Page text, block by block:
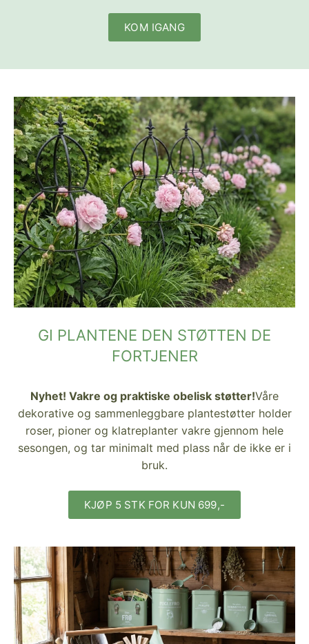
KOM IGANG
GI PLANTENE DEN STØTTEN DE
FORTJENER
Nyhet! Vakre og praktiske obelisk støtter!​​Våre
dekorative og sammenleggbare plantestøtter holder
roser, pioner og klatreplanter vakre gjennom hele
sesongen, og tar minimalt med plass når de ikke er i
bruk.
KJØP 5 STK FOR KUN 699,-